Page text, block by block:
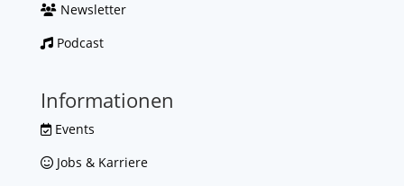
Newsletter
Podcast
Informationen
Events
Jobs & Karriere